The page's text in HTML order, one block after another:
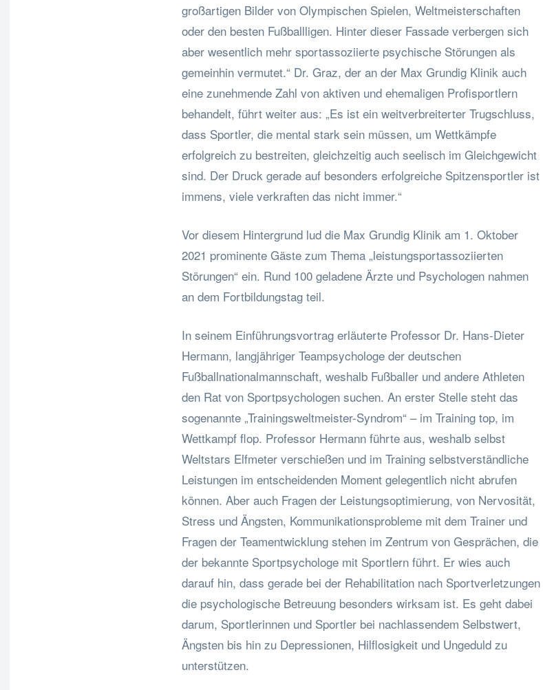
großartigen Bilder von Olympischen Spielen, Weltmeisterschaften
oder den besten Fußballligen. Hinter dieser Fassade verbergen sich
aber wesentlich mehr sportassoziierte psychische Störungen als
gemeinhin vermutet.“ Dr. Graz, der an der Max Grundig Klinik auch
eine zunehmende Zahl von aktiven und ehemaligen Profisportlern
behandelt, führt weiter aus: „Es ist ein weitverbreiterter Trugschluss,
dass Sportler, die mental stark sein müssen, um Wettkämpfe
erfolgreich zu bestreiten, gleichzeitig auch seelisch im Gleichgewicht
sind. Der Druck gerade auf besonders erfolgreiche Spitzensportler ist
immens, viele verkraften das nicht immer.“
Vor diesem Hintergrund lud die Max Grundig Klinik am 1. Oktober
2021 prominente Gäste zum Thema „leistungsportassoziierten
Störungen“ ein. Rund 100 geladene Ärzte und Psychologen nahmen
an dem Fortbildungstag teil.
In seinem Einführungsvortrag erläuterte Professor Dr. Hans-Dieter
Hermann, langjähriger Teampsychologe der deutschen
Fußballnationalmannschaft, weshalb Fußballer und andere Athleten
den Rat von Sportpsychologen suchen. An erster Stelle steht das
sogenannte „Trainingsweltmeister-Syndrom“ – im Training top, im
Wettkampf flop. Professor Hermann führte aus, weshalb selbst
Weltstars Elfmeter verschießen und im Training selbstverständliche
Leistungen im entscheidenden Moment gelegentlich nicht abrufen
können. Aber auch Fragen der Leistungsoptimierung, von Nervosität,
Stress und Ängsten, Kommunikationsprobleme mit dem Trainer und
Fragen der Teamentwicklung stehen im Zentrum von Gesprächen, die
der bekannte Sportpsychologe mit Sportlern führt. Er wies auch
darauf hin, dass gerade bei der Rehabilitation nach Sportverletzungen
die psychologische Betreuung besonders wirksam ist. Es geht dabei
darum, Sportlerinnen und Sportler bei nachlassendem Selbstwert,
Ängsten bis hin zu Depressionen, Hilflosigkeit und Ungeduld zu
unterstützen.